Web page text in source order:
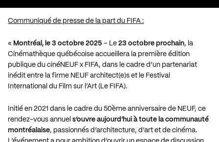
Communiqué de presse de la part du FIFA :
« Montréal, le 3 octobre 2025 – Le 23 octobre prochain, la
Cinémathèque québécoise accueillera la première édition
publique du cinéNEUF x FIFA, dans le cadre d’un partenariat
inédit entre la firme NEUF architect(e)s et le Festival
International du Film sur l’Art (Le FIFA).
Initié en 2021 dans le cadre du 50ème anniversaire de NEUF, ce
rendez-vous annuel s’ouvre aujourd’hui à toute la communauté
montréalaise, passionnés d’architecture, d’art et de cinéma.